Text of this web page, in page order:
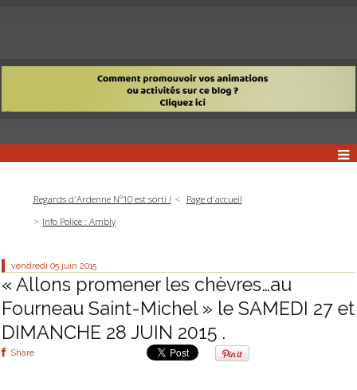
Regards d'Ardenne N°10 est sorti !
Page d'accueil
Info Police : Ambly
vendredi 05 juin 2015
« Allons promener les chèvres…au
Fourneau Saint-Michel » le SAMEDI 27 et
DIMANCHE 28 JUIN 2015 .
Share